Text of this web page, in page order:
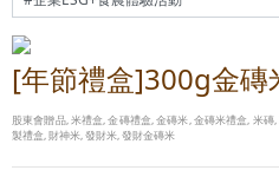
[年節禮盒]300g金磚
股東會贈品, 米禮盒, 金磚禮盒, 金磚米, 金磚米禮盒, 米
製禮盒, 財神米, 發財米, 發財金磚米